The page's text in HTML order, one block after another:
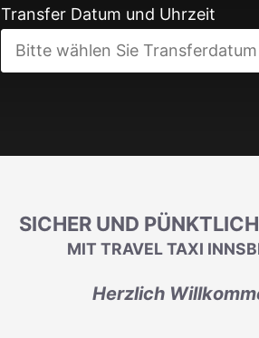
Transfer Datum und Uhrzeit
SICHER UND
MIT TRAVEL TAXI
Herzlich